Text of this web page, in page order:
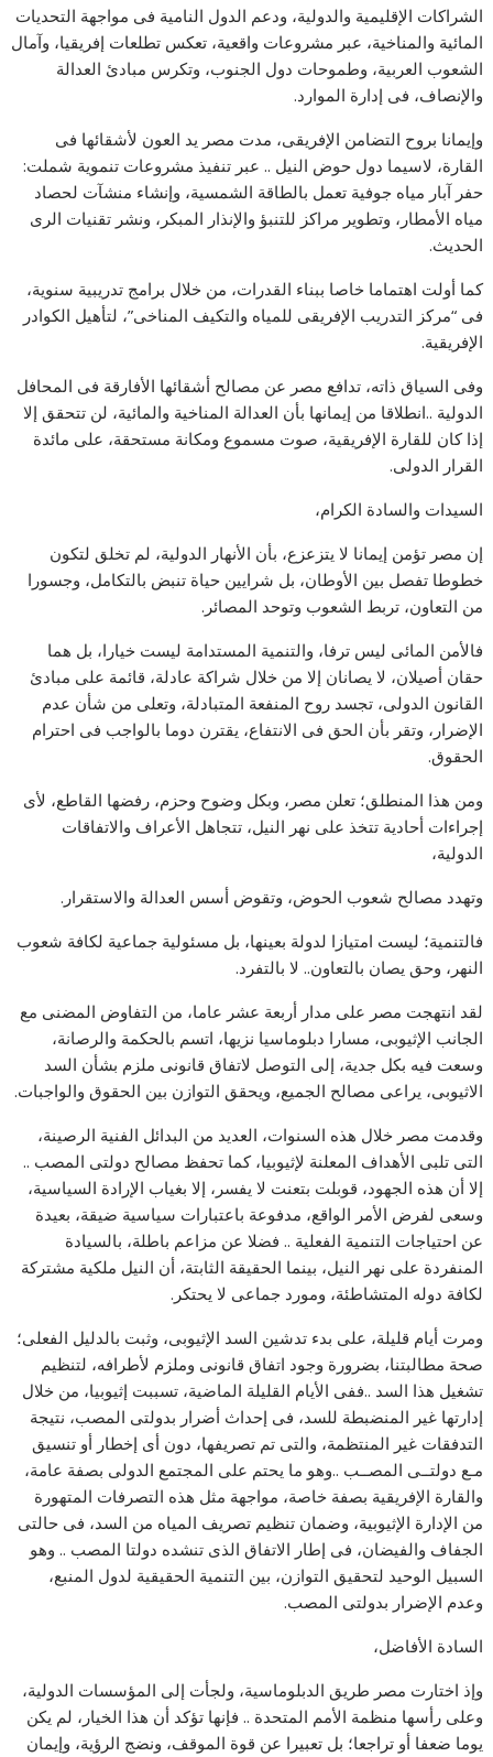
الشراكات الإقليمية والدولية، ودعم الدول النامية فى مواجهة التحديات
المائية والمناخية، عبر مشروعات واقعية، تعكس تطلعات إفريقيا، وآمال
الشعوب العربية، وطموحات دول الجنوب، وتكرس مبادئ العدالة
والإنصاف، فى إدارة الموارد.
وإيمانا بروح التضامن الإفريقى، مدت مصر يد العون لأشقائها فى
القارة، لاسيما دول حوض النيل .. عبر تنفيذ مشروعات تنموية شملت:
حفر آبار مياه جوفية تعمل بالطاقة الشمسية، وإنشاء منشآت لحصاد
مياه الأمطار، وتطوير مراكز للتنبؤ والإنذار المبكر، ونشر تقنيات الرى
الحديث.
كما أولت اهتماما خاصا ببناء القدرات، من خلال برامج تدريبية سنوية،
فى “مركز التدريب الإفريقى للمياه والتكيف المناخى”، لتأهيل الكوادر
الإفريقية.
وفى السياق ذاته، تدافع مصر عن مصالح أشقائها الأفارقة فى المحافل
الدولية ..انطلاقا من إيمانها بأن العدالة المناخية والمائية، لن تتحقق إلا
إذا كان للقارة الإفريقية، صوت مسموع ومكانة مستحقة، على مائدة
القرار الدولى.
السيدات والسادة الكرام،
إن مصر تؤمن إيمانا لا يتزعزع، بأن الأنهار الدولية، لم تخلق لتكون
خطوطا تفصل بين الأوطان، بل شرايين حياة تنبض بالتكامل، وجسورا
من التعاون، تربط الشعوب وتوحد المصائر.
فالأمن المائى ليس ترفا، والتنمية المستدامة ليست خيارا، بل هما
حقان أصيلان، لا يصانان إلا من خلال شراكة عادلة، قائمة على مبادئ
القانون الدولى، تجسد روح المنفعة المتبادلة، وتعلى من شأن عدم
الإضرار، وتقر بأن الحق فى الانتفاع، يقترن دوما بالواجب فى احترام
الحقوق.
ومن هذا المنطلق؛ تعلن مصر، وبكل وضوح وحزم، رفضها القاطع، لأى
إجراءات أحادية تتخذ على نهر النيل، تتجاهل الأعراف والاتفاقات
الدولية،
وتهدد مصالح شعوب الحوض، وتقوض أسس العدالة والاستقرار.
فالتنمية؛ ليست امتيازا لدولة بعينها، بل مسئولية جماعية لكافة شعوب
النهر، وحق يصان بالتعاون.. لا بالتفرد.
لقد انتهجت مصر على مدار أربعة عشر عاما، من التفاوض المضنى مع
الجانب الإثيوبى، مسارا دبلوماسيا نزيها، اتسم بالحكمة والرصانة،
وسعت فيه بكل جدية، إلى التوصل لاتفاق قانونى ملزم بشأن السد
الاثيوبى، يراعى مصالح الجميع، ويحقق التوازن بين الحقوق والواجبات.
وقدمت مصر خلال هذه السنوات، العديد من البدائل الفنية الرصينة،
التى تلبى الأهداف المعلنة لإثيوبيا، كما تحفظ مصالح دولتى المصب ..
إلا أن هذه الجهود، قوبلت بتعنت لا يفسر، إلا بغياب الإرادة السياسية،
وسعى لفرض الأمر الواقع، مدفوعة باعتبارات سياسية ضيقة، بعيدة
عن احتياجات التنمية الفعلية .. فضلا عن مزاعم باطلة، بالسيادة
المنفردة على نهر النيل، بينما الحقيقة الثابتة، أن النيل ملكية مشتركة
لكافة دوله المتشاطئة، ومورد جماعى لا يحتكر.
ومرت أيام قليلة، على بدء تدشين السد الإثيوبى، وثبت بالدليل الفعلى؛
صحة مطالبتنا، بضرورة وجود اتفاق قانونى وملزم لأطرافه، لتنظيم
تشغيل هذا السد ..ففى الأيام القليلة الماضية، تسببت إثيوبيا، من خلال
إدارتها غير المنضبطة للسد، فى إحداث أضرار بدولتى المصب، نتيجة
التدفقات غير المنتظمة، والتى تم تصريفها، دون أى إخطار أو تنسيق
مـع دولتــى المصــب ..وهو ما يحتم على المجتمع الدولى بصفة عامة،
والقارة الإفريقية بصفة خاصة، مواجهة مثل هذه التصرفات المتهورة
من الإدارة الإثيوبية، وضمان تنظيم تصريف المياه من السد، فى حالتى
الجفاف والفيضان، فى إطار الاتفاق الذى تنشده دولتا المصب .. وهو
السبيل الوحيد لتحقيق التوازن، بين التنمية الحقيقية لدول المنبع،
وعدم الإضرار بدولتى المصب.
السادة الأفاضل،
وإذ اختارت مصر طريق الدبلوماسية، ولجأت إلى المؤسسات الدولية،
وعلى رأسها منظمة الأمم المتحدة .. فإنها تؤكد أن هذا الخيار، لم يكن
يوما ضعفا أو تراجعا؛ بل تعبيرا عن قوة الموقف، ونضج الرؤية، وإيمان